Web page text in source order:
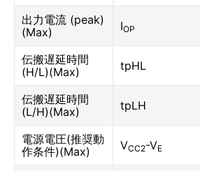
出力電流 (peak)
(Max)
IOP
伝搬遅延時間
(H/L)(Max)
tpHL
伝搬遅延時間
(L/H)(Max)
tpLH
電源電圧(推奨動
作条件)(Max)
VCC2-VE